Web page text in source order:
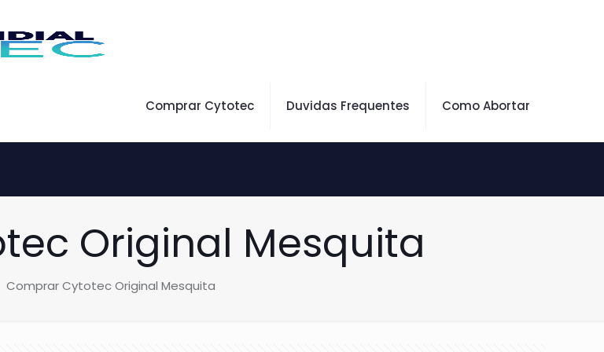
Comprar Cytotec Duvidas Frequentes Como Abortar
Original Mesquita
Comprar Cytotec Original Mesquita